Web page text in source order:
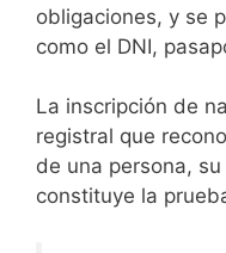
obligaciones, y se
como el DNI,
La inscripción de
registral que
de una persona,
constituye la